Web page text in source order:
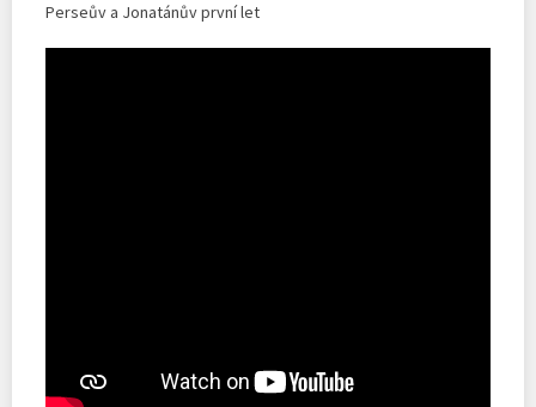
Perseův a Jonatánův první let